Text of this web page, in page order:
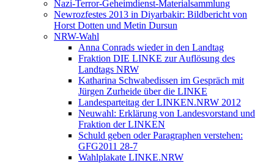
Nazi-Terror-Geheimdienst-Materialsammlung
Newrozfestes 2013 in Diyarbakir: Bildbericht von
Horst Dotten und Metin Dursun
NRW-Wahl
Anna Conrads wieder in den Landtag
Fraktion DIE LINKE zur Auflösung des
Landtags NRW
Katharina Schwabedissen im Gespräch mit
Jürgen Zurheide über die LINKE
Landesparteitag der LINKEN.NRW 2012
Neuwahl: Erklärung von Landesvorstand und
Fraktion der LINKEN
Schuld geben oder Paragraphen verstehen:
GFG2011 28-7
Wahlplakate LINKE.NRW